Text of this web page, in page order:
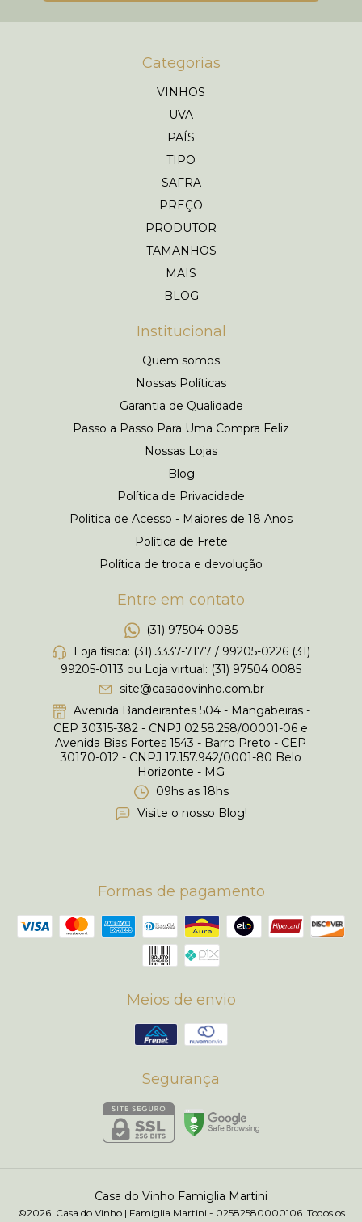
Categorias
VINHOS
UVA
PAÍS
TIPO
SAFRA
PREÇO
PRODUTOR
TAMANHOS
MAIS
BLOG
Institucional
Quem somos
Nossas Políticas
Garantia de Qualidade
Passo a Passo Para Uma Compra Feliz
Nossas Lojas
Blog
Política de Privacidade
Politica de Acesso - Maiores de 18 Anos
Política de Frete
Política de troca e devolução
Entre em contato
(31) 97504-0085
Loja física: (31) 3337-7177 / 99205-0226 (31)
99205-0113 ou Loja virtual: (31) 97504 0085
site@casadovinho.com.br
Avenida Bandeirantes 504 - Mangabeiras -
CEP 30315-382 - CNPJ 02.58.258/00001-06 e
Avenida Bias Fortes 1543 - Barro Preto - CEP
30170-012 - CNPJ 17.157.942/0001-80 Belo
Horizonte - MG
09hs as 18hs
Visite o nosso Blog!
Formas de pagamento
Meios de envio
Segurança
Casa do Vinho Famiglia Martini
©2026. Casa do Vinho | Famiglia Martini - 02582580000106. Todos os